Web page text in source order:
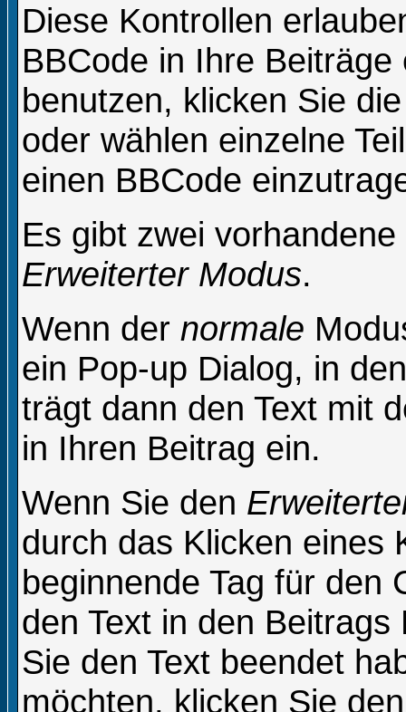
Diese Kontrollen
BBCode in Ihre
benutzen, klicken Sie
oder wählen einzelne
einen BBCode
Es gibt zwei
Erweiterter Modus.
Wenn der normale
ein Pop-up Dialog, in
trägt dann den Text mit
in Ihren Beitrag ein.
Wenn Sie den
durch das Klicken eines
beginnende Tag für den
den Text in den
Sie den Text beendet
möchten, klicken Sie